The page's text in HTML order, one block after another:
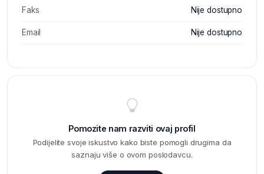
Faks Nije dostupno
Email Nije dostupno
Pomozite nam razviti ovaj profil
Podijelite svoje iskustvo kako biste pomogli drugima da
saznaju više o ovom poslodavcu.